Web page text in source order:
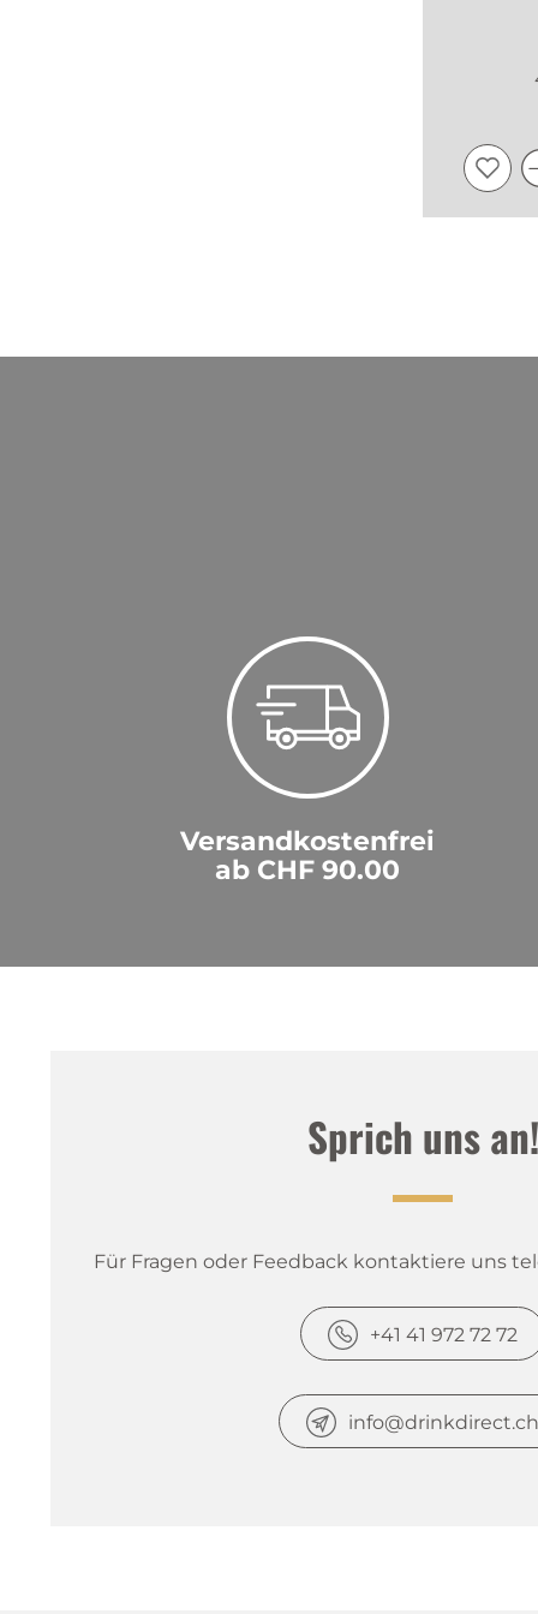
Versandkostenfrei
ab CHF 90.00
Sprich uns an!
Für Fragen oder Feedback kontaktiere uns
+41 41 972 72 72
info@drinkdirect.ch